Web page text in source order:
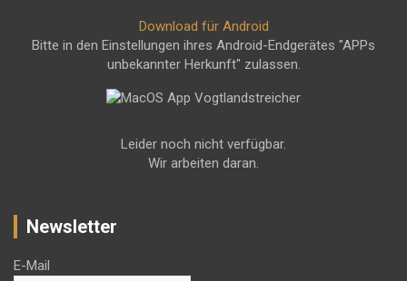
Download für Android
Bitte in den Einstellungen ihres Android-Endgerätes "APPs
unbekannter Herkunft" zulassen.
Leider noch nicht verfügbar.
Wir arbeiten daran.
Newsletter
E-Mail